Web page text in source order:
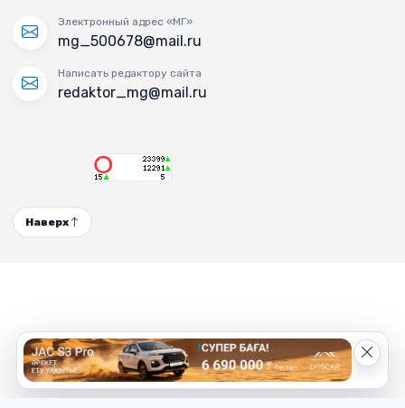
Электронный адрес «МГ»
mg_500678@mail.ru
Написать редактору сайта
redaktor_mg@mail.ru
Наверх